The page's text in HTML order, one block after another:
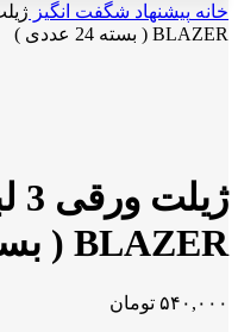
خانه پیشنهاد شگفت انگیز
BLAZER ( بسته 24 عددی )
BLAZER ( بسته 24 عددی )
۵۴۰,۰۰۰ تومان